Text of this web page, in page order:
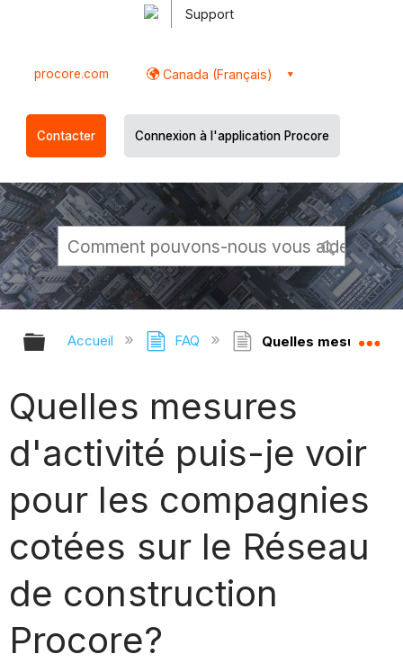
Support
procore.com Canada (Français)
Contacter Connexion à l'application Procore
Développer/réduire la hiérarchie
Accueil FAQ Quelles mesures
Quelles mesures
d'activité puis-je voir
pour les compagnies
cotées sur le Réseau
de construction
Procore?